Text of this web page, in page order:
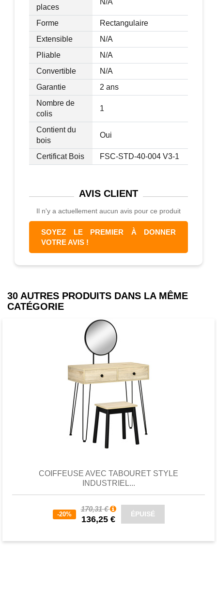
places
Forme
Rectangulaire
Extensible
N/A
Pliable
N/A
Convertible
N/A
Garantie
2 ans
Nombre de
colis
1
Contient du
bois
Oui
Certificat Bois FSC-STD-40-004 V3-1
AVIS CLIENT
Il n'y a actuellement aucun avis pour ce produit
SOYEZ LE PREMIER À DONNER
VOTRE AVIS !
30 AUTRES PRODUITS DANS LA MÊME
CATÉGORIE
COIFFEUSE AVEC TABOURET STYLE
INDUSTRIEL...
-20%
170,31 €
136,25 €
ÉPUISÉ
Favori